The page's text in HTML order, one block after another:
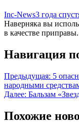
Inc-News3 года
Наверняка вы
в качестве приправы.
Навигация
Предыдущая: 5
народными
Далее: Бальзам
Похожие